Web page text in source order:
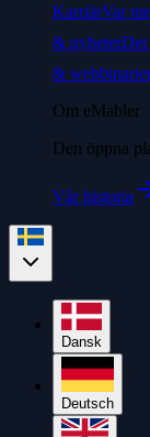
KarriärVar
& nyheterDet
&
Om eMabler
Den öppna
Vår historia
Dansk
Deutsch